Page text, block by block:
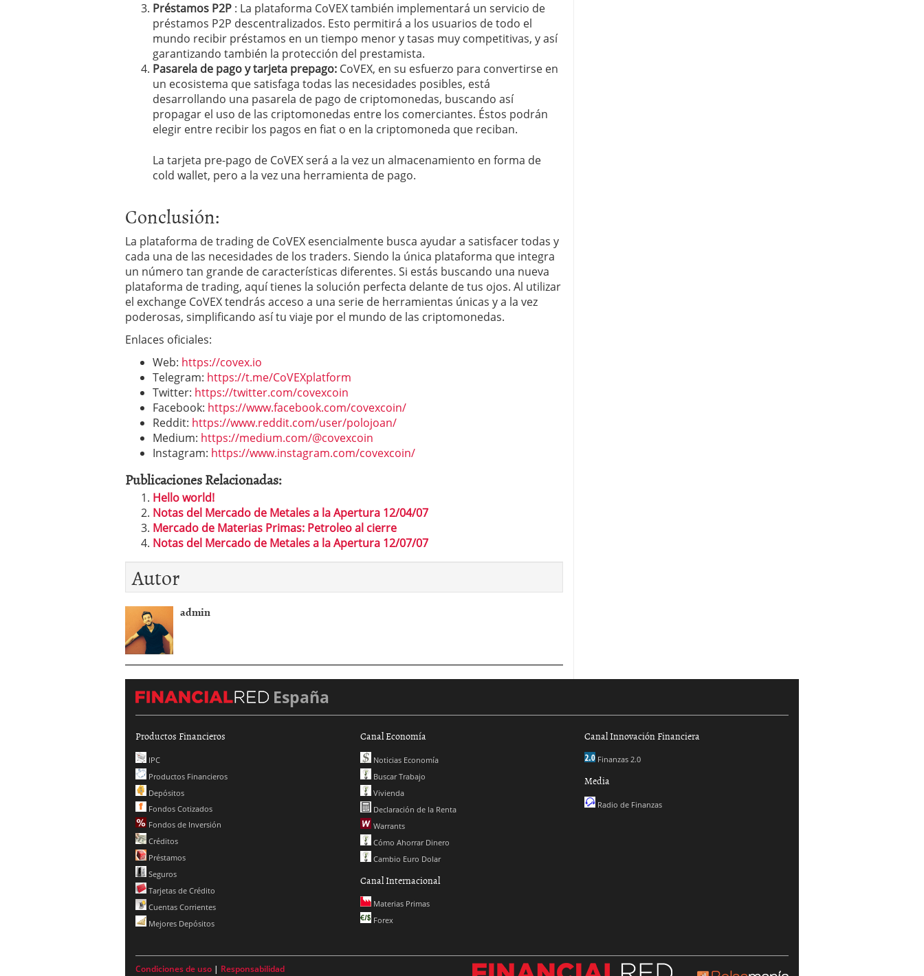
Préstamos P2P : La plataforma CoVEX también implementará un servicio de
préstamos P2P descentralizados. Esto permitirá a los usuarios de todo el
mundo recibir préstamos en un tiempo menor y tasas muy competitivas, y así
garantizando también la protección del prestamista.
Pasarela de pago y tarjeta prepago: CoVEX, en su esfuerzo para convertirse en
un ecosistema que satisfaga todas las necesidades posibles, está
desarrollando una pasarela de pago de criptomonedas, buscando así
propagar el uso de las criptomonedas entre los comerciantes. Éstos podrán
elegir entre recibir los pagos en fiat o en la criptomoneda que reciban.
La tarjeta pre-pago de CoVEX será a la vez un almacenamiento en forma de
cold wallet, pero a la vez una herramienta de pago.
Conclusión:
La plataforma de trading de CoVEX esencialmente busca ayudar a satisfacer todas y
cada una de las necesidades de los traders. Siendo la única plataforma que integra
un número tan grande de características diferentes. Si estás buscando una nueva
plataforma de trading, aquí tienes la solución perfecta delante de tus ojos. Al utilizar
el exchange CoVEX tendrás acceso a una serie de herramientas únicas y a la vez
poderosas, simplificando así tu viaje por el mundo de las criptomonedas.
Enlaces oficiales:
Web: https://covex.io
Telegram: https://t.me/CoVEXplatform
Twitter: https://twitter.com/covexcoin
Facebook: https://www.facebook.com/covexcoin/
Reddit: https://www.reddit.com/user/polojoan/
Medium: https://medium.com/@covexcoin
Instagram: https://www.instagram.com/covexcoin/
Publicaciones Relacionadas:
Hello world!
Notas del Mercado de Metales a la Apertura 12/04/07
Mercado de Materias Primas: Petroleo al cierre
Notas del Mercado de Metales a la Apertura 12/07/07
Autor
admin
España
Productos Financieros
IPC
Productos Financieros
Depósitos
Fondos Cotizados
Fondos de Inversión
Créditos
Préstamos
Seguros
Tarjetas de Crédito
Cuentas Corrientes
Mejores Depósitos
Canal Economía
Noticias Economía
Buscar Trabajo
Vivienda
Declaración de la Renta
Warrants
Cómo Ahorrar Dinero
Cambio Euro Dolar
Canal Internacional
Materias Primas
Forex
Canal Innovación Financiera
Finanzas 2.0
Media
Radio de Finanzas
Condiciones de uso | Responsabilidad